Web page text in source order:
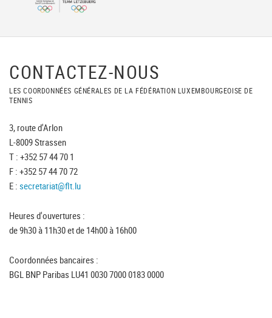
CONTACTEZ-NOUS
LES COORDONNÉES GÉNÉRALES DE LA FÉDÉRATION LUXEMBOURGEOISE DE
TENNIS
3, route d'Arlon
L-8009 Strassen
T : +352 57 44 70 1
F : +352 57 44 70 72
E : secretariat@flt.lu
Heures d'ouvertures :
de 9h30 à 11h30 et de 14h00 à 16h00
Coordonnées bancaires :
BGL BNP Paribas LU41 0030 7000 0183 0000